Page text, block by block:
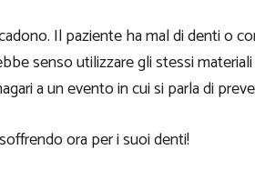
Il paziente ha mal di denti o
senso utilizzare gli stessi
a un evento in cui si parla di
ora per i suoi denti!